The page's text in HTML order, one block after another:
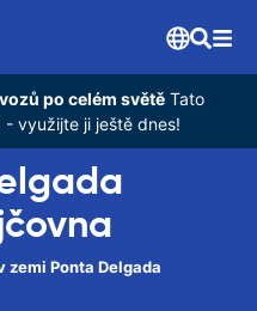
po celém světě Tato
využijte ji ještě dnes!
Ponta Delgada